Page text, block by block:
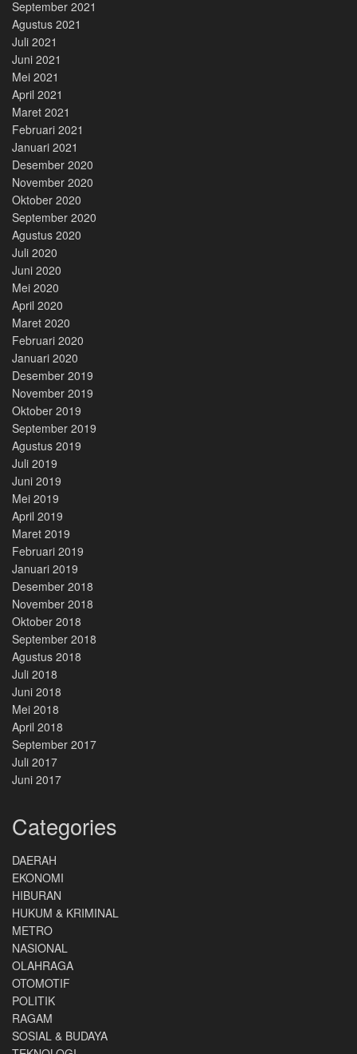
September 2021
Agustus 2021
Juli 2021
Juni 2021
Mei 2021
April 2021
Maret 2021
Februari 2021
Januari 2021
Desember 2020
November 2020
Oktober 2020
September 2020
Agustus 2020
Juli 2020
Juni 2020
Mei 2020
April 2020
Maret 2020
Februari 2020
Januari 2020
Desember 2019
November 2019
Oktober 2019
September 2019
Agustus 2019
Juli 2019
Juni 2019
Mei 2019
April 2019
Maret 2019
Februari 2019
Januari 2019
Desember 2018
November 2018
Oktober 2018
September 2018
Agustus 2018
Juli 2018
Juni 2018
Mei 2018
April 2018
September 2017
Juli 2017
Juni 2017
Categories
DAERAH
EKONOMI
HIBURAN
HUKUM & KRIMINAL
METRO
NASIONAL
OLAHRAGA
OTOMOTIF
POLITIK
RAGAM
SOSIAL & BUDAYA